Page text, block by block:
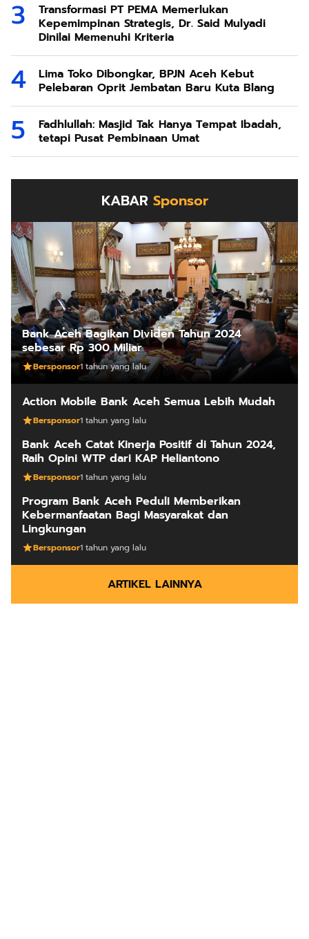
Transformasi PT PEMA Memerlukan
Kepemimpinan Strategis, Dr. Said Mulyadi
Dinilai Memenuhi Kriteria
Lima Toko Dibongkar, BPJN Aceh Kebut
Pelebaran Oprit Jembatan Baru Kuta Blang
Fadhlullah: Masjid Tak Hanya Tempat Ibadah,
tetapi Pusat Pembinaan Umat
KABAR Sponsor
Bank Aceh Bagikan Dividen Tahun 2024
sebesar Rp 300 Miliar
Bersponsor1 tahun yang lalu
Action Mobile Bank Aceh Semua Lebih Mudah
Bersponsor1 tahun yang lalu
Bank Aceh Catat Kinerja Positif di Tahun 2024,
Raih Opini WTP dari KAP Heliantono
Bersponsor1 tahun yang lalu
Program Bank Aceh Peduli Memberikan
Kebermanfaatan Bagi Masyarakat dan
Lingkungan
Bersponsor1 tahun yang lalu
ARTIKEL LAINNYA